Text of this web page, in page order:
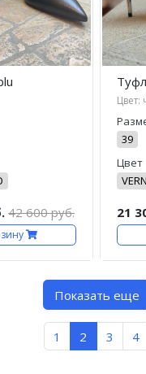
42 600 руб.
Цвет:
39
Цвет
21
Показать еще
1 2 3 4